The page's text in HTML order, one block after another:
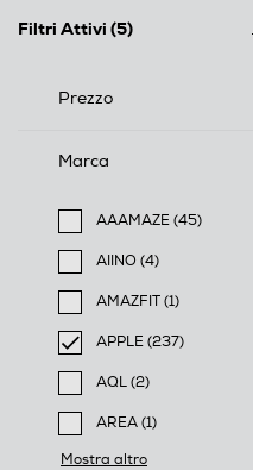
Filtri Attivi (5)
Prezzo
Marca
AAAMAZE (45)
Filtra per Marca:
AIINO (4)
Filtra per Marca: AIINO
AMAZFIT (1)
Filtra per Marca:
APPLE (237)
selected Filtro
AQL (2)
Filtra per Marca: AQL
AREA (1)
Filtra per Marca: AREA
Mostra altro